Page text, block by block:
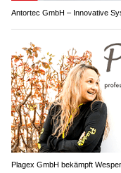
Antortec GmbH – Innovative
Plagex GmbH bekämpft